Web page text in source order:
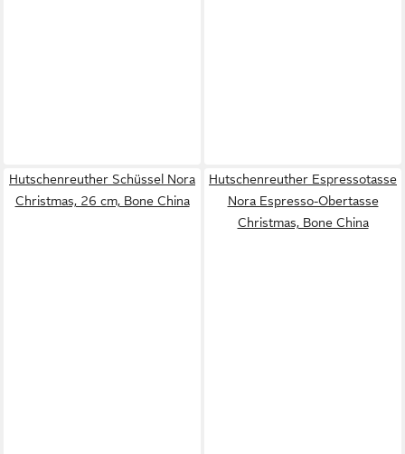
Hutschenreuther Schüssel Nora
Christmas, 26 cm, Bone China
Hutschenreuther Espressotasse
Nora Espresso-Obertasse
Christmas, Bone China